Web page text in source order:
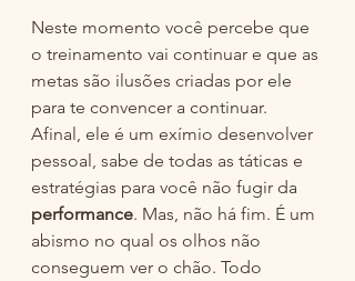
Neste momento você percebe que
o treinamento vai continuar e que as
metas são ilusões criadas por ele
para te convencer a continuar.
Afinal, ele é um exímio desenvolver
pessoal, sabe de todas as táticas e
estratégias para você não fugir da
performance. Mas, não há fim. É um
abismo no qual os olhos não
conseguem ver o chão. Todo